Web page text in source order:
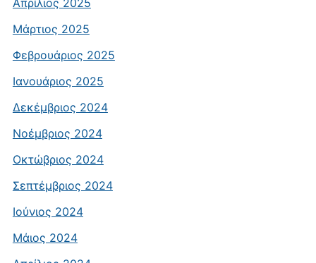
Απρίλιος 2025
Μάρτιος 2025
Φεβρουάριος 2025
Ιανουάριος 2025
Δεκέμβριος 2024
Νοέμβριος 2024
Οκτώβριος 2024
Σεπτέμβριος 2024
Ιούνιος 2024
Μάιος 2024